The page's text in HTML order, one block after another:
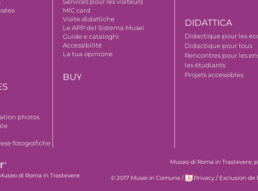
photos
fotografiche
MIC card
Visite didattiche
Le APP del Sistema Musei
Guide e cataloghi
Accessibilité
La tua opinione
BUY
DIDATTICA
Didactique pour les
Didactique pour tous
Rencontres pour les
les étudiants
Projets accessibles
di Roma in Trastevere
Museo di Roma in Trastevere,
© 2017 Musei in Comune / Privacy / Exclusion de